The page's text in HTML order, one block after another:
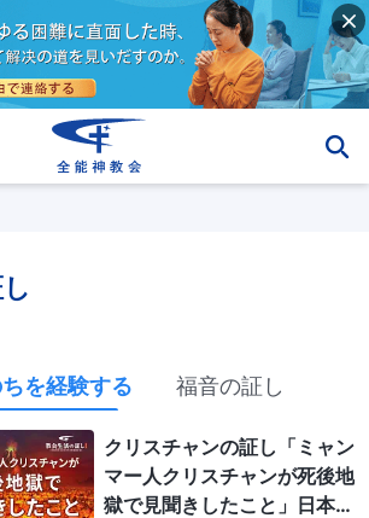
を経験する 福音の証し
クリスチャンの証し「ミャン
マー人クリスチャンが死後地
獄で見聞きしたこと」日本語